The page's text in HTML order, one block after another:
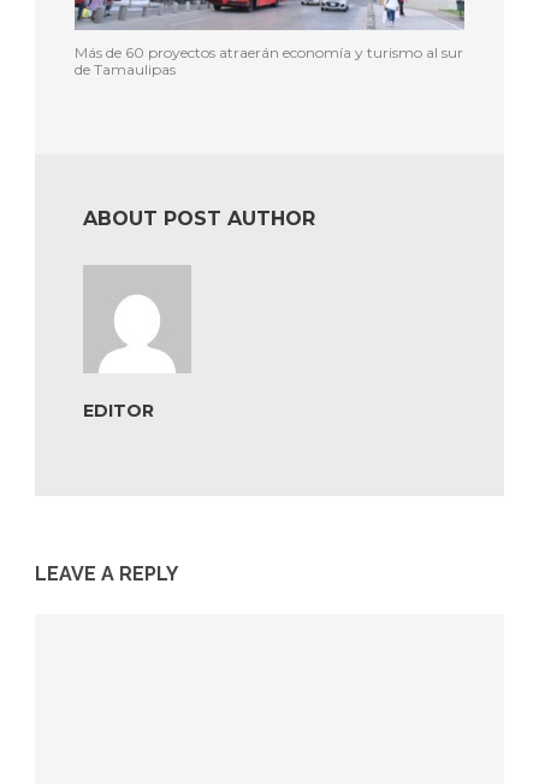
Más de 60 proyectos atraerán economía y turismo al sur
de Tamaulipas
ABOUT POST AUTHOR
EDITOR
LEAVE A REPLY